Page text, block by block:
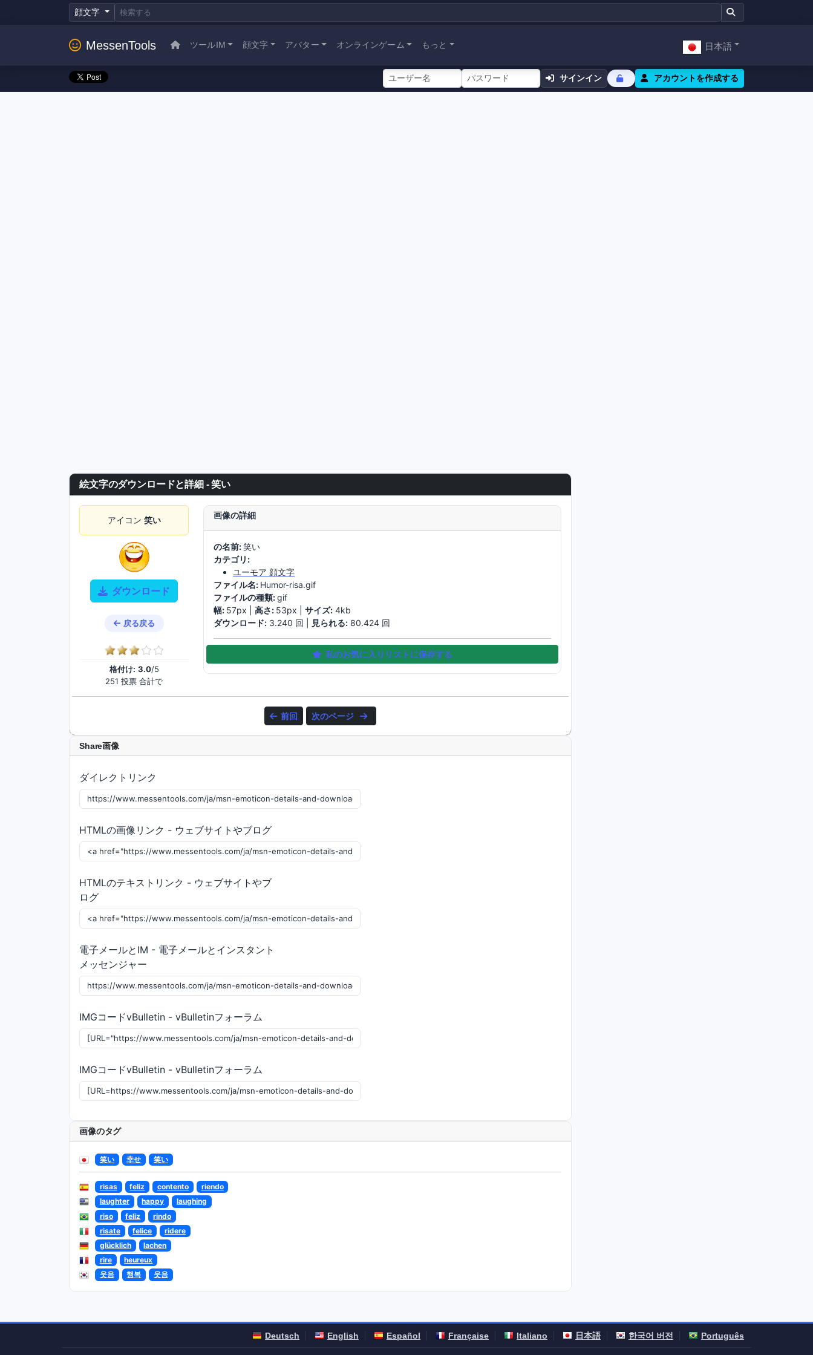
顔文字
MessenTools ツールIM 顔文字 アバター オンラインゲーム もっと 日本語
サインイン アカウントを作成する
絵文字のダウンロードと詳細 - 笑い
アイコン 笑い
ダウンロード
戻る戻る
格付け: 3.0/5
251 投票 合計で
画像の詳細
の名前:笑い
カテゴリ:
ユーモア 顔文字
ファイル名: Humor-risa.gif
ファイルの種類:gif
幅: 57px |高さ: 53px |サイズ: 4kb
ダウンロード: 3.240 回 | 見られる: 80.424 回
私のお気に入りリストに保存する
前回 次のページ
Share画像
ダイレクトリンク
HTMLの画像リンク - ウェブサイトやブログ
HTMLのテキストリンク - ウェブサイトやブ
ログ
電子メールとIM - 電子メールとインスタント
メッセンジャー
IMGコードvBulletin - vBulletinフォーラム
IMGコードvBulletin - vBulletinフォーラム
画像のタグ
笑い 幸せ 笑い
risas feliz contento
riendo
laughter
happy
laughing
riso
feliz
rindo
risate
felice
ridere
glücklich
lachen
rire
heureux
웃음
행복 웃음
Deutsch English Español Française Italiano 日本語 한국어 버전 Português